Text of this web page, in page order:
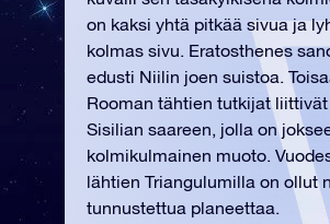
on kaksi yhtä pitkää sivua ja
kolmas sivu. Eratosthenes
edusti Niilin joen suistoa.
Rooman tähtien tutkijat liittivät
Sisilian saareen, jolla on
kolmikulmainen muoto.
lähtien Triangulumilla on ollut
tunnustettua planeettaa.